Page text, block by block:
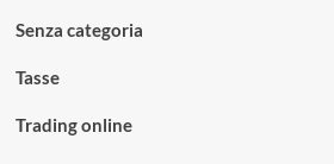
Senza categoria
Tasse
Trading online